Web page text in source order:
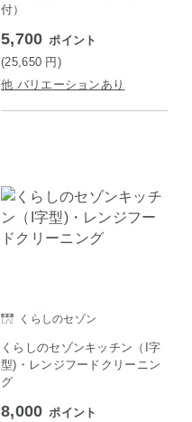
付）
5,700 ポイント
(25,650 円)
他 バリエーションあり
くらしのセゾン
くらしのセゾンキッチン（I字
型)・レンジフードクリーニン
グ
8,000 ポイント